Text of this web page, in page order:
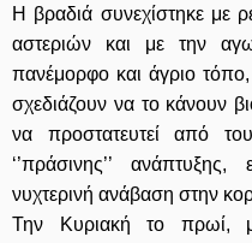
Η βραδιά συνεχίστηκε με
αστεριών και με την
πανέμορφο και άγριο
σχεδιάζουν να το κάνουν
να προστατευτεί από
‘’πράσινης’’
νυχτερινή ανάβαση στην
Την Κυριακή το πρωί,